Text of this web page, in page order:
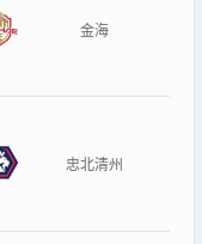
金海
忠北清州